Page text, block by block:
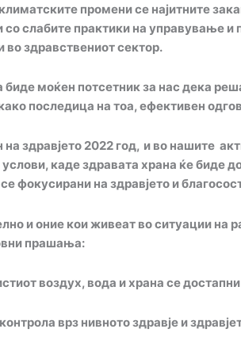
промени се најитните
со слабите практики на управување
во здравствениот сектор.
биде моќен потсетник за нас дека
последица на тоа, ефективен
здравјето 2022 год, и во нашите
каде здравата храна ќе биде
се фокусирани на здравјето и
и оние кои живеат во ситуации
прашања:
воздух, вода и храна се достапни
врз нивното здравје и